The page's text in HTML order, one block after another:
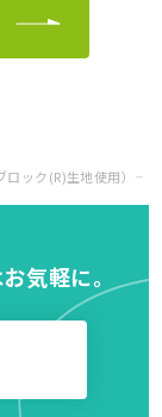
ロック(R)生地使用）
気軽に。